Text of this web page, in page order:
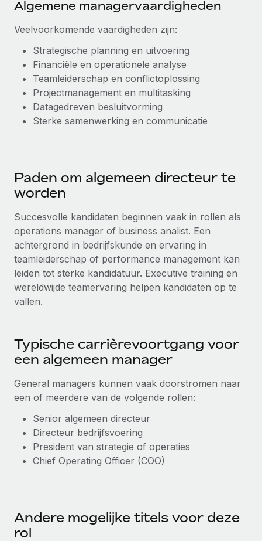
Algemene managervaardigheden
Veelvoorkomende vaardigheden zijn:
Strategische planning en uitvoering
Financiële en operationele analyse
Teamleiderschap en conflictoplossing
Projectmanagement en multitasking
Datagedreven besluitvorming
Sterke samenwerking en communicatie
Paden om algemeen directeur te
worden
Succesvolle kandidaten beginnen vaak in rollen als
operations manager of business analist. Een
achtergrond in bedrijfskunde en ervaring in
teamleiderschap of performance management kan
leiden tot sterke kandidatuur. Executive training en
wereldwijde teamervaring helpen kandidaten op te
vallen.
Typische carrièrevoortgang voor
een algemeen manager
General managers kunnen vaak doorstromen naar
een of meerdere van de volgende rollen:
Senior algemeen directeur
Directeur bedrijfsvoering
President van strategie of operaties
Chief Operating Officer (COO)
Andere mogelijke titels voor deze
rol